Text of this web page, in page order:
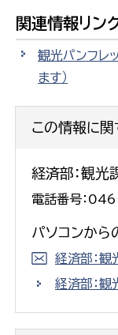
関連情報リン
観光パンフレ
ます）
この情報に
経済部：観光
電話番号：
パソコンから
経済部：観
経済部：観